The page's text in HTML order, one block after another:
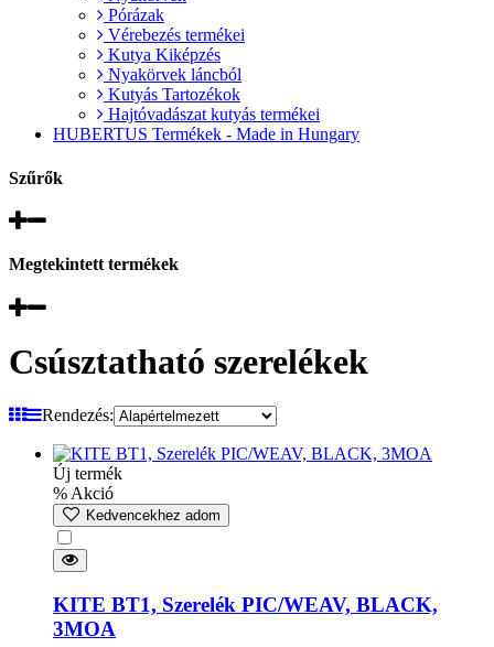
Pórázak
Vérebezés termékei
Kutya Kiképzés
Nyakörvek láncból
Kutyás Tartozékok
Hajtóvadászat kutyás termékei
HUBERTUS Termékek - Made in Hungary
Szűrők
Megtekintett termékek
Csúsztatható szerelékek
Rendezés:
Új termék
% Akció
Kedvencekhez adom
KITE BT1, Szerelék PIC/WEAV, BLACK,
3MOA